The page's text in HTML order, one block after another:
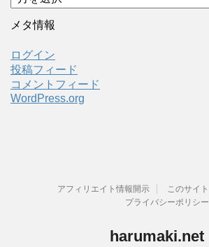
ー
カ
ブ
メタ情報
ログイン
投稿フィード
コメントフィード
WordPress.org
アフィリエイト情報開示 このサイト
プライバシーポリシー
harumaki.net